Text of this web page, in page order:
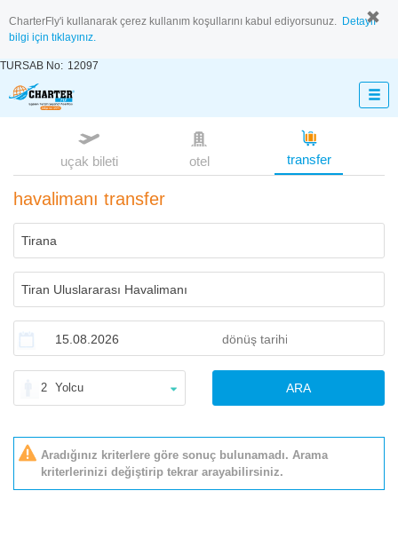
CharterFly'i kullanarak çerez kullanım koşullarını kabul ediyorsunuz. Detaylı
bilgi için tıklayınız.
TURSAB No: 12097
uçak bileti otel transfer
havalimanı transfer
2 Yolcu ARA
Aradığınız kriterlere göre sonuç bulunamadı. Arama
kriterlerinizi değiştirip tekrar arayabilirsiniz.